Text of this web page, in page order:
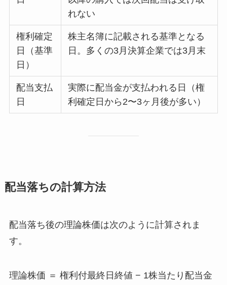
れない
権利確定
日（基準
日）
株主名簿に記載される基準となる
日。多くの3月決算企業では3月末
配当支払
日
実際に配当金が支払われる日（権
利確定日から2〜3ヶ月後が多い）
配当落ちの計算方法
配当落ち後の理論株価は次のように計算されま
す。
理論株価 ＝ 権利付最終日終値 − 1株当たり配当金